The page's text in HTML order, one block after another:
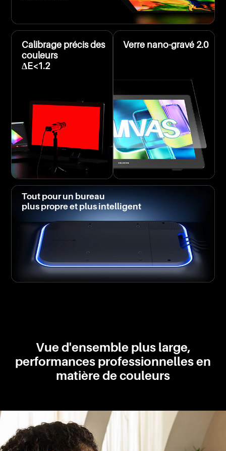
Calibrage précis des
couleurs
ΔE<1.2
Verre nano-gravé 2.0
Tout pour un bureau
plus propre et plus intelligent
Vue d'ensemble plus large,
performances professionnelles en
matière de couleurs